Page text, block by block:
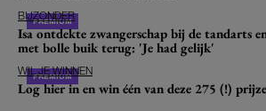
BIJZONDER
Isa ontdekte zwangerschap bij de tandarts
met bolle buik terug: 'Je had gelijk'
WIL JE WINNEN
Log hier in en win één van deze 275 (!)